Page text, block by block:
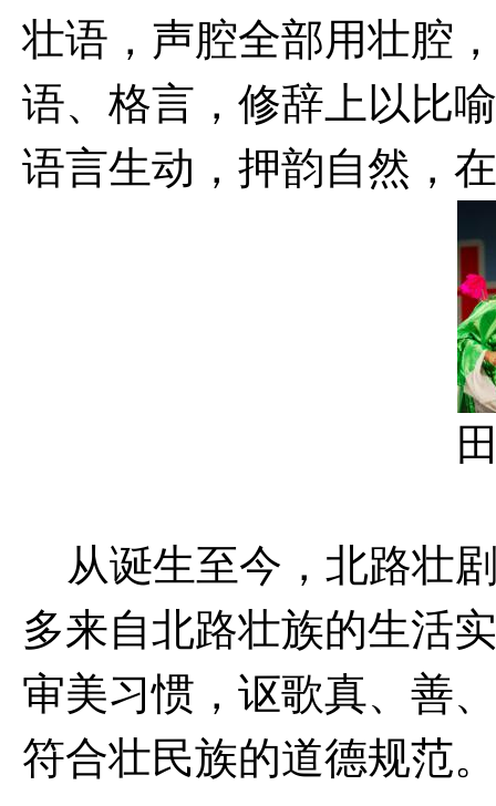
壮语，声腔全部用壮腔
语、格言，修辞上以比
语言生动，押韵自然，
从诞生至今，北路壮
多来自北路壮族的生活
审美习惯，讴歌真、善
符合壮民族的道德规范。